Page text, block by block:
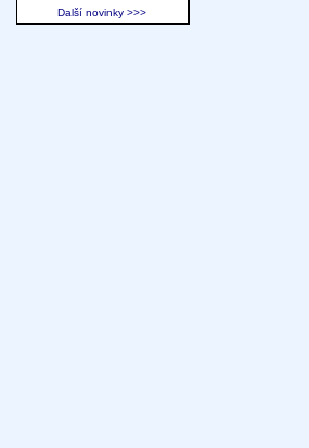
Další novinky >>>